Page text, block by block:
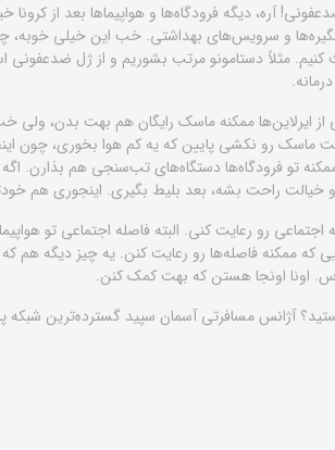
آره، دیگه فرودگاه‌ها و هواپیماها بعد از
و سرویس‌های بهداشتی. خب این خیلی خوبه،
کنیم. مثلاً دستامونو مرتب بشوریم و از ژل ضدعفونی
از ایرلاین‌ها ممکنه ماسک رایگان هم بهت بدن،
ماسک رو نکشی پایین که یه کم هوا بخوری، چون
تو فرودگاه‌ها دستگاه‌های تب‌سنجی هم بذارن. اگه
راحت بشه، بعد بلیط بگیری. اینجوری هم
اجتماعی رو رعایت کنی. البته فاصله‌ اجتماعی تو
ممکنه فاصله‌ها رو رعایت کنن. یه چیز دیگه هم که
اونا اونجا هستن که بهت کمک کنن.
آژانس مسافرتی آسمان سپید گسترده‌ترین شبکه